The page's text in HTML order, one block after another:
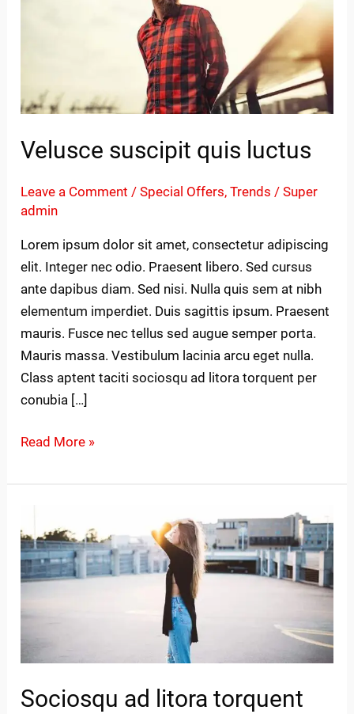
Velusce suscipit quis luctus
Leave a Comment /Special Offers,Trends /Super
admin
Lorem ipsum dolor sit amet, consectetur adipiscing
elit. Integer nec odio. Praesent libero. Sed cursus
ante dapibus diam. Sed nisi. Nulla quis sem at nibh
elementum imperdiet. Duis sagittis ipsum. Praesent
mauris. Fusce nec tellus sed augue semper porta.
Mauris massa. Vestibulum lacinia arcu eget nulla.
Class aptent taciti sociosqu ad litora torquent per
conubia […]
Read More »
Sociosqu ad litora torquent
ad
litora
torquent